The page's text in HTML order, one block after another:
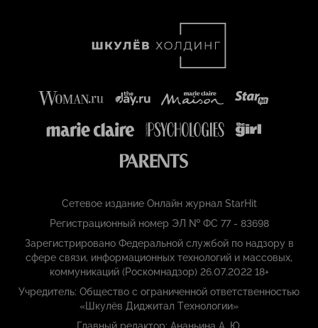
Сетевое издание Онлайн журнал StarHit
Регистрационный номер ЭЛ № ФС 77 - 83698
Зарегистрировано Федеральной службой по надзору в
сфере связи, информационных технологий и массовых,
коммуникаций (Роскомнадзор) 26.07.2022 18+
Учредитель: Общество с ограниченной ответственностью
«Шкулёв Диджитал Технологии»